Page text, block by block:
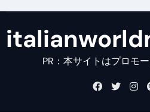
PR：本サイトはプロモ